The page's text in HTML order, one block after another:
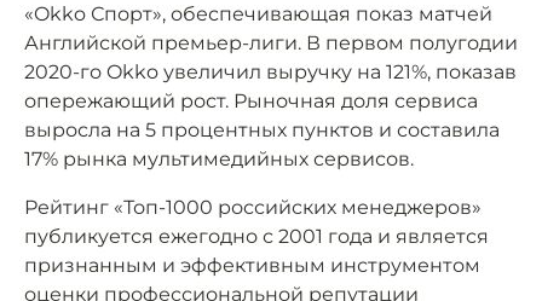
«Okko Спорт», обеспечивающая показ матчей
Английской премьер-лиги. В первом полугодии
2020-го Okko увеличил выручку на 121%, показав
опережающий рост. Рыночная доля сервиса
выросла на 5 процентных пунктов и составила
17% рынка мультимедийных сервисов.
Рейтинг «Топ-1000 российских менеджеров»
публикуется ежегодно с 2001 года и является
признанным и эффективным инструментом
оценки профессиональной репутации